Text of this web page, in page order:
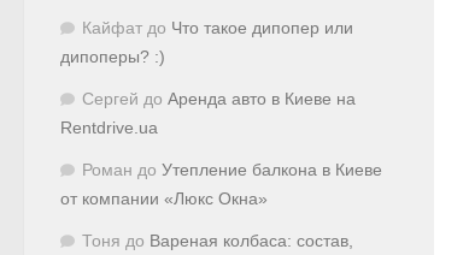
Кайфат до Что такое дипопер или
дипоперы? :)
Сергей до Аренда авто в Киеве на
Rentdrive.ua
Роман до Утепление балкона в Киеве
от компании «Люкс Окна»
Тоня до Вареная колбаса: состав,